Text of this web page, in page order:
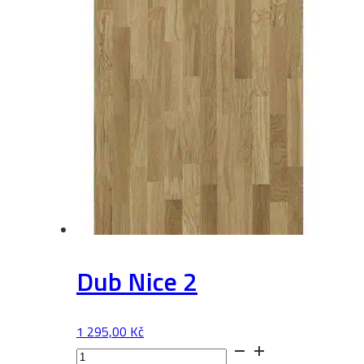
Dub Nice 2
1 295,00 Kč
Dub